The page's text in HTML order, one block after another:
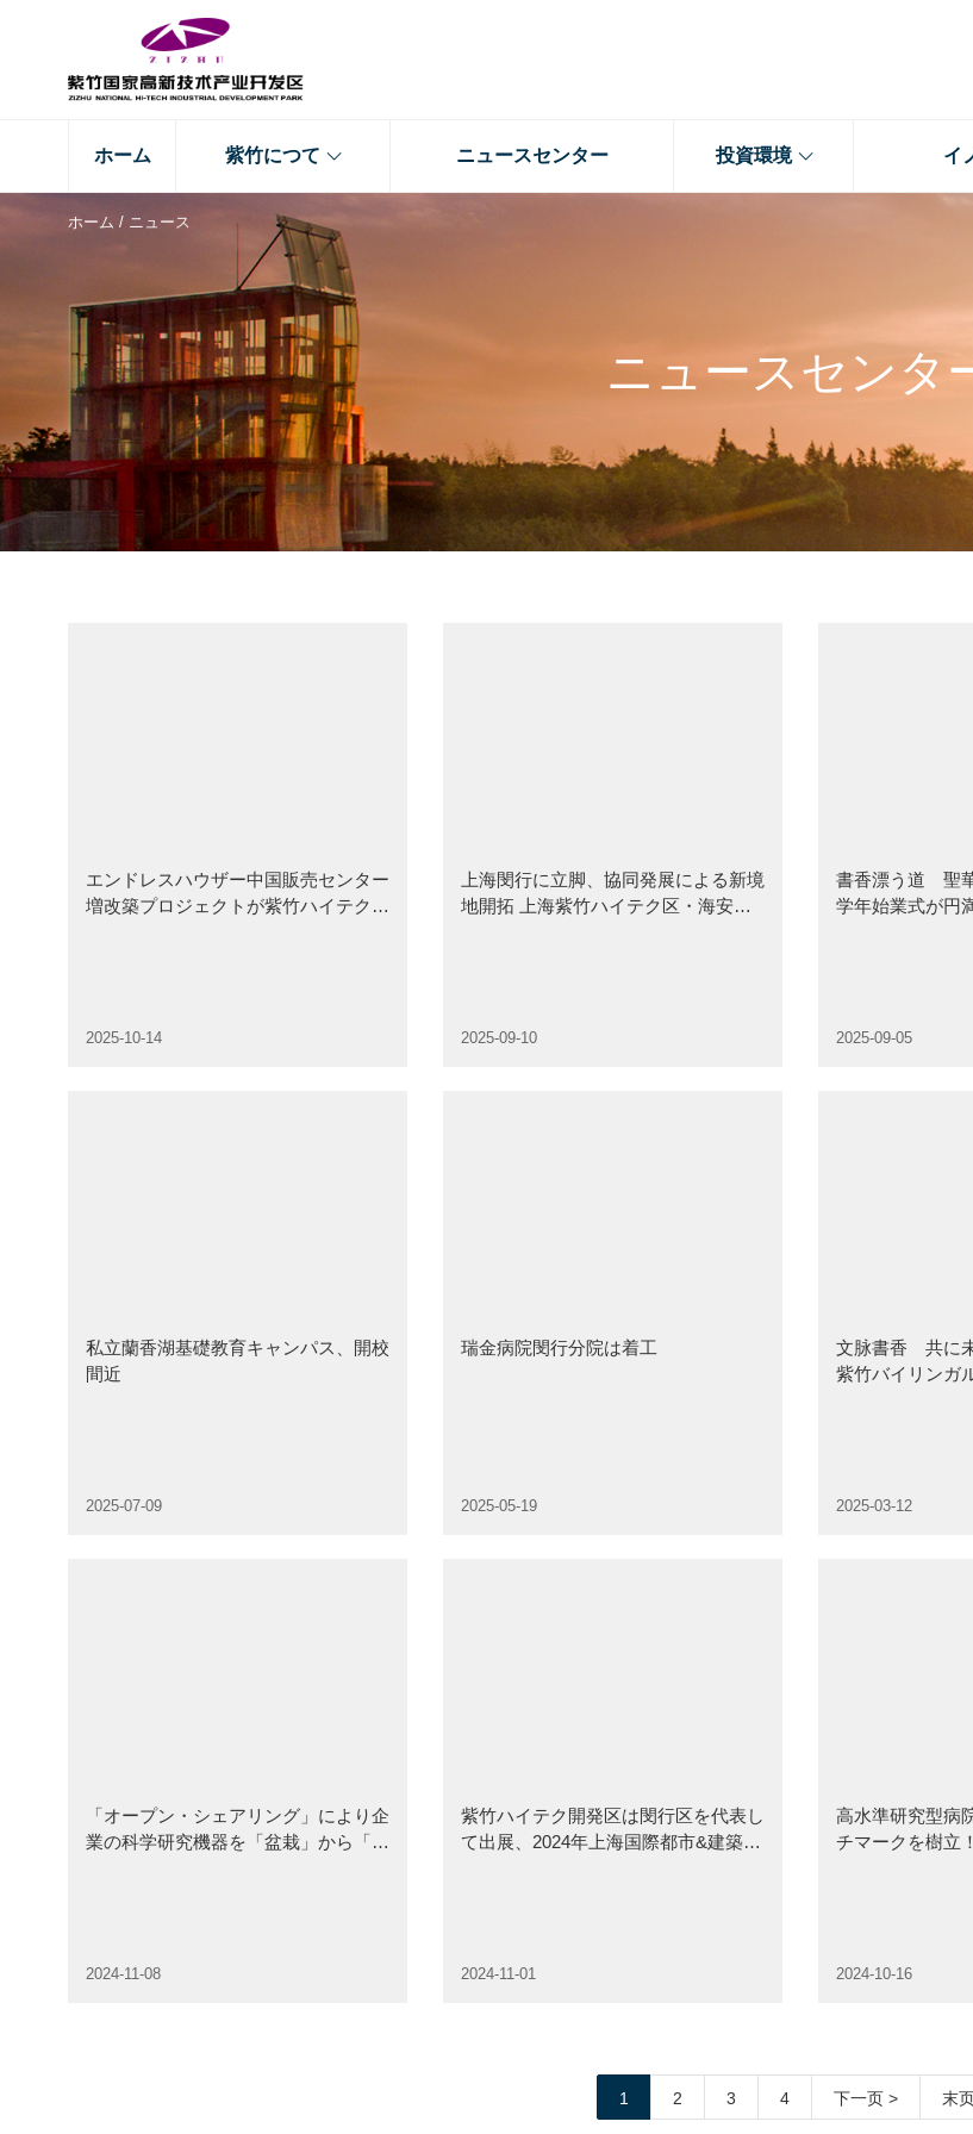
ホーム 紫竹につて ニュースセンター 投資環境 イ
ホーム / ニュース
ニュースセンタ
エンドレスハウザー中国販売センター
増改築プロジェクトが紫竹ハイテク開
2025-10-14
上海閔行に立脚、協同発展による新境
地開拓 上海紫竹ハイテク区・海安ハ
2025-09-10
書香漂う道 聖
学年始業式が円
2025-09-05
私立蘭香湖基礎教育キャンパス、開校
間近
2025-07-09
瑞金病院閔行分院は着工
2025-05-19
文脉書香 共に
紫竹バイリンガ
2025-03-12
「オープン・シェアリング」により企
業の科学研究機器を「盆栽」から「風
2024-11-08
紫竹ハイテク開発区は閔行区を代表し
て出展、2024年上海国際都市&建築博
2024-11-01
高水準研究型病
チマークを樹立
2024-10-16
1 2 3 4 下一页 > 末